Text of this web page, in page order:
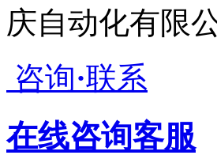
庆自动化有限
咨询·联系
在线咨询客服